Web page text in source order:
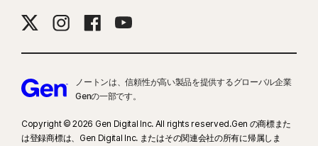
ノートンは、信頼性が高い製品を提供するグローバル企業
Genの一部です。
Copyright © 2026 Gen Digital Inc. All rights reserved.Gen の商標また
は登録商標は、Gen Digital Inc. またはその関連会社の所有に帰属しま